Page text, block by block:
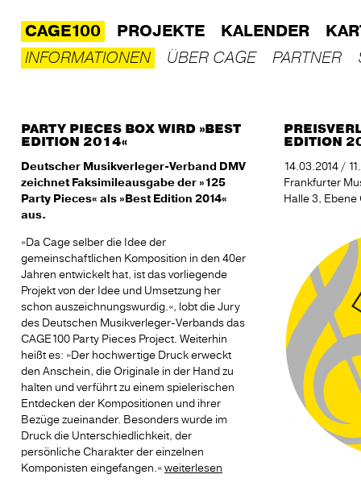
CAGE100 PROJEKTE KALENDER
INFORMATIONEN
ÜBER CAGE PARTNER
PARTY PIECES BOX WIRD »BEST
EDITION 2014«
Deutscher Musikverleger-Verband DMV
zeichnet Faksimileausgabe der »125
Party Pieces« als »Best Edition 2014«
aus.
»Da Cage selber die Idee der
gemeinschaftlichen Komposition in den 40er
Jahren entwickelt hat, ist das vorliegende
Projekt von der Idee und Umsetzung her
schon auszeichnungswurdig.«, lobt die Jury
des Deutschen Musikverleger-Verbands das
CAGE100 Party Pieces Project. Weiterhin
heißt es: »Der hochwertige Druck erweckt
den Anschein, die Originale in der Hand zu
halten und verführt zu einem spielerischen
Entdecken der Kompositionen und ihrer
Bezüge zueinander. Besonders wurde im
Druck die Unterschiedlichkeit, der
persönliche Charakter der einzelnen
Komponisten eingefangen.« weiterlesen
EDITION
14.03.2014 /
Frankfurter
Halle 3, Ebene